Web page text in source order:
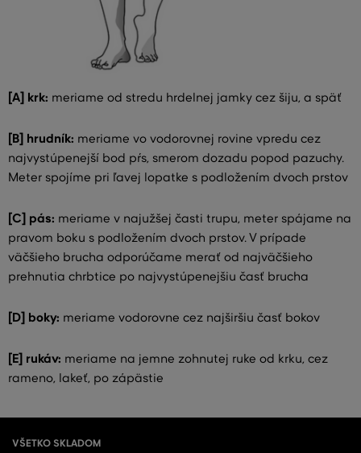
[A] krk: meriame od stredu hrdelnej jamky cez šiju, a späť
[B] hrudník: meriame vo vodorovnej rovine vpredu cez
najvystúpenejší bod pŕs, smerom dozadu popod pazuchy.
Meter spojíme pri ľavej lopatke s podložením dvoch prstov
[C] pás: meriame v najužšej časti trupu, meter spájame na
pravom boku s podložením dvoch prstov. V prípade
väčšieho brucha odporúčame merať od najväčšieho
prehnutia chrbtice po najvystúpenejšiu časť brucha
[D] boky: meriame vodorovne cez najširšiu časť bokov
[E] rukáv: meriame na jemne zohnutej ruke od krku, cez
rameno, lakeť, po zápästie
VŠETKO SKLADOM